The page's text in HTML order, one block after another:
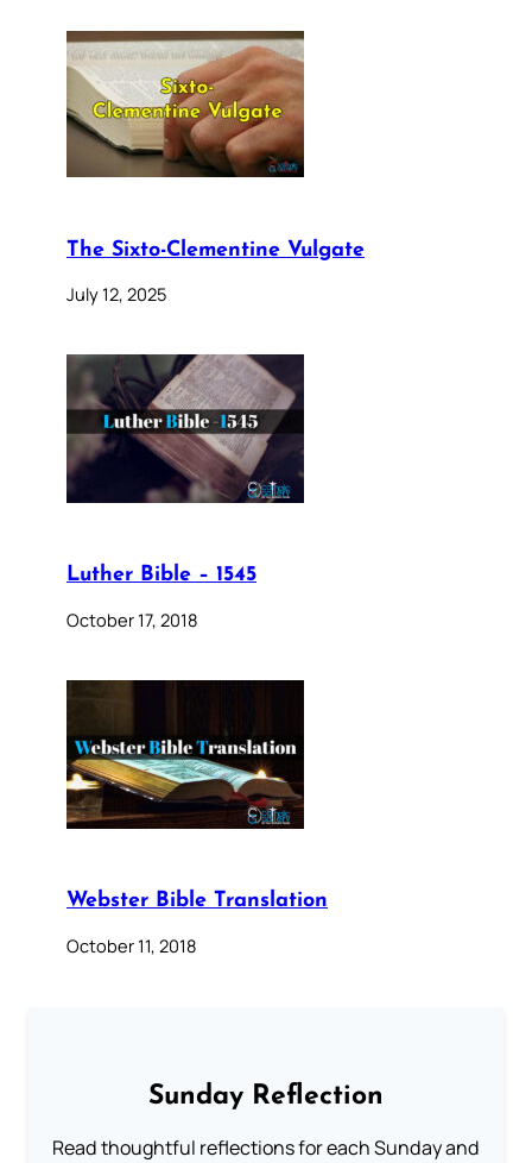
The Sixto-Clementine Vulgate
July 12, 2025
Luther Bible – 1545
October 17, 2018
Webster Bible Translation
October 11, 2018
Sunday Reflection
Read thoughtful reflections for each Sunday and